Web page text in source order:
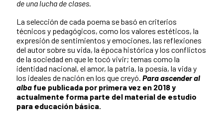
de una lucha de clases.
La selección de cada poema se basó en criterios
técnicos y pedagógicos, como los valores estéticos, la
expresión de sentimientos y emociones, las reflexiones
del autor sobre su vida, la época histórica y los conflictos
de la sociedad en que le tocó vivir; temas como la
identidad nacional, el amor, la patria, la poesía, la vida y
los ideales de nación en los que creyó. Para ascender al
alba fue publicada por primera vez en 2018 y
actualmente forma parte del material de estudio
para educación básica.